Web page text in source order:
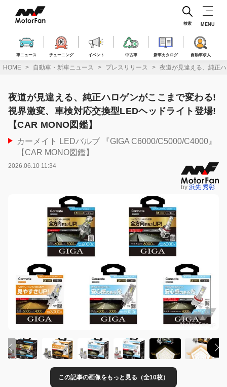
ス
車ニュース チューニング イベント 中古車 新車カタログ 自動車求人
検索 MENU
HOME 自動車・新車ニュース プレスリリース 夜道が見違える、純正
夜道が見違える、純正ハロゲンがここまで変わる!
視界激変、車検対応交換型LEDヘッドライト登場!
【CAR MONO図鑑】
カーメイト LEDバルブ 『GIGA C6000/C5000/C4000』
【CAR MONO図鑑】
2026.06.10 11:34
by 浜先 秀彰
この記事の画像をもっと見る（全10枚）